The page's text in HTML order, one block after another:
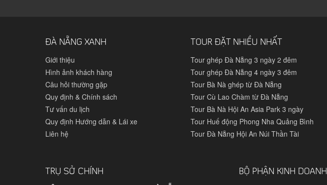
ĐÀ NẴNG XANH
Giới thiệu
Hình ảnh khách hàng
Câu hỏi thường gặp
Quy định & Chính sách
Tư vấn du lịch
Quy định Hướng dẫn & Lái xe
Liên hệ
TOUR ĐẶT NHIỀU NHẤT
Tour ghép Đà Nẵng 3 ngày 2 đêm
Tour ghép Đà Nẵng 4 ngày 3 đêm
Tour Bà Nà ghép từ Đà Nẵng
Tour Cù Lao Chàm từ Đà Nẵng
Tour Bà Nà Hội An Asia Park 3 ngày
Tour Huế động Phong Nha Quảng Bình
Tour Đà Nẵng Hội An Núi Thần Tài
TRỤ SỞ CHÍNH BỘ PHẬN KINH DOANH